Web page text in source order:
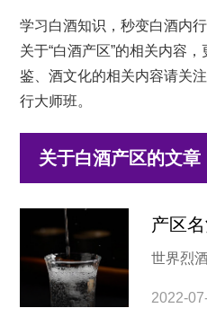
学习白酒知识，秒变白酒内
关于“白酒产区”的相关内容
鉴、酒文化的相关内容请关
行大师班。
关于白酒产区的文章
产区
世界烈
月，由
2022-